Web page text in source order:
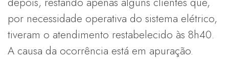
por necessidade operativa do sistema elétrico,
tiveram o atendimento restabelecido às 8h40.
A causa da ocorrência está em apuração.